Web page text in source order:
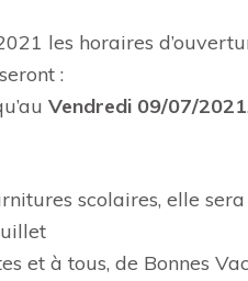
les horaires
:
Vendredi 09/07/2021
scolaires, elle
et à tous, de Bonnes